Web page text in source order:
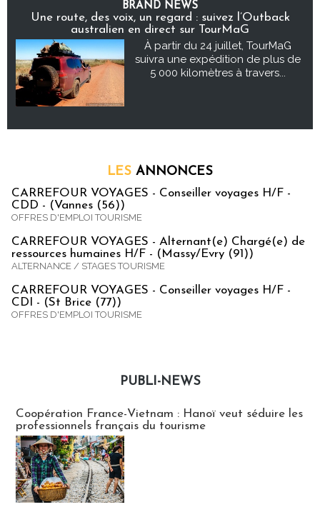
BRAND NEWS
Une route, des voix, un regard : suivez l’Outback
australien en direct sur TourMaG
À partir du 24 juillet, TourMaG
suivra une expédition de plus de
5 000 kilomètres à travers...
LES ANNONCES
CARREFOUR VOYAGES - Conseiller voyages H/F -
CDD - (Vannes (56))
OFFRES D'EMPLOI TOURISME
CARREFOUR VOYAGES - Alternant(e) Chargé(e) de
ressources humaines H/F - (Massy/Evry (91))
ALTERNANCE / STAGES TOURISME
CARREFOUR VOYAGES - Conseiller voyages H/F -
CDI - (St Brice (77))
OFFRES D'EMPLOI TOURISME
PUBLI-NEWS
Coopération France-Vietnam : Hanoï veut séduire les
professionnels français du tourisme